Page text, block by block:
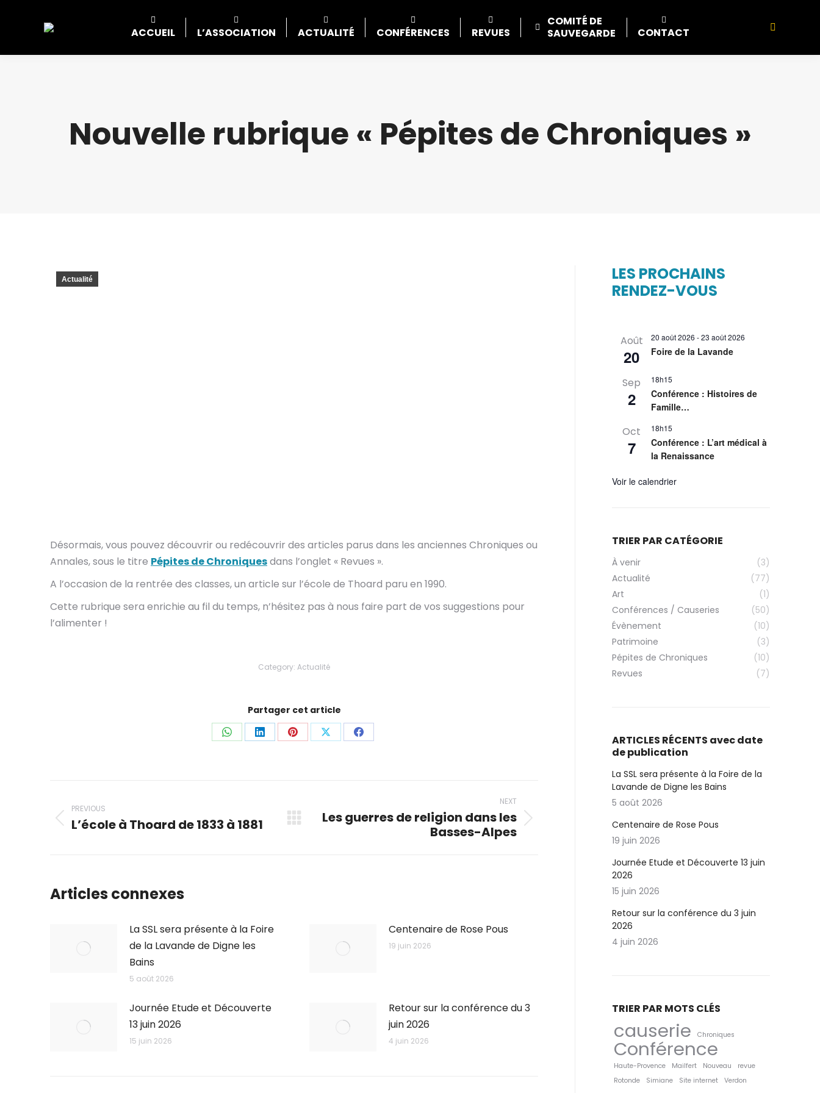
ACCUEIL L’ASSOCIATION ACTUALITÉ CONFÉRENCES REVUES
COMITÉ DE
SAUVEGARDE
CONTACT Search:
Nouvelle rubrique « Pépites de Chroniques »
Actualité
Désormais, vous pouvez découvrir ou redécouvrir des articles parus dans les anciennes Chroniques ou
Annales, sous le titre Pépites de Chroniquesdans l’onglet « Revues ».
A l’occasion de la rentrée des classes, un article sur l’école de Thoard paru en 1990.
Cette rubrique sera enrichie au fil du temps, n’hésitez pas à nous faire part de vos suggestions pour
l’alimenter !
Category: Actualité
Partager cet article
Share Share Share Share Share
navigation
PREVIOUS
Previous
L’école à Thoard de 1833 à 1881
NEXT
Next
Les guerres de religion dans les
Basses-Alpes
Articles connexes
La SSL sera présente à la Foire
de la Lavande de Digne les
Bains
5 août 2026
Centenaire de Rose Pous
19 juin 2026
Journée Etude et Découverte
13 juin 2026
15 juin 2026
Retour sur la conférence du 3
juin 2026
4 juin 2026
LES PROCHAINS
RENDEZ-VOUS
Août
20
20 août 2026 -23 août 2026
Foire de la Lavande
Sep
2
18h15
Conférence : Histoires de
Famille…
Oct
7
18h15
Conférence : L’art médical à
la Renaissance
Voir le calendrier
TRIER PAR CATÉGORIE
À venir
(3)
Actualité
(77)
Art
(1)
Conférences / Causeries
(50)
Évènement
(10)
Patrimoine
(3)
Pépites de Chroniques
(10)
Revues
(7)
ARTICLES RÉCENTS avec date
de publication
La SSL sera présente à la Foire de la
Lavande de Digne les Bains
5 août 2026
Centenaire de Rose Pous
19 juin 2026
Journée Etude et Découverte 13 juin
2026
15 juin 2026
Retour sur la conférence du 3 juin
2026
4 juin 2026
TRIER PAR MOTS CLÉS
causerie Chroniques
Conférence
Haute-Provence Mailfert Nouveau
revue
Rotonde
Simiane Site internet Verdon